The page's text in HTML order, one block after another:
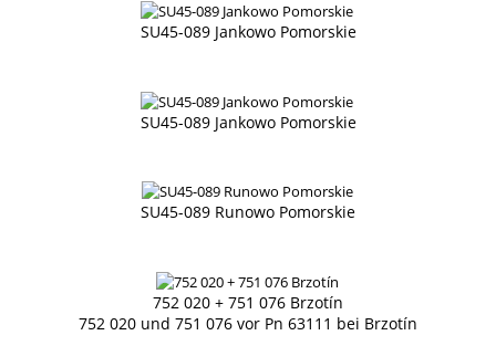
SU45-089 Jankowo Pomorskie
SU45-089 Jankowo Pomorskie
SU45-089 Runowo Pomorskie
752 020 + 751 076 Brzotín
752 020 und 751 076 vor Pn 63111 bei Brzotín